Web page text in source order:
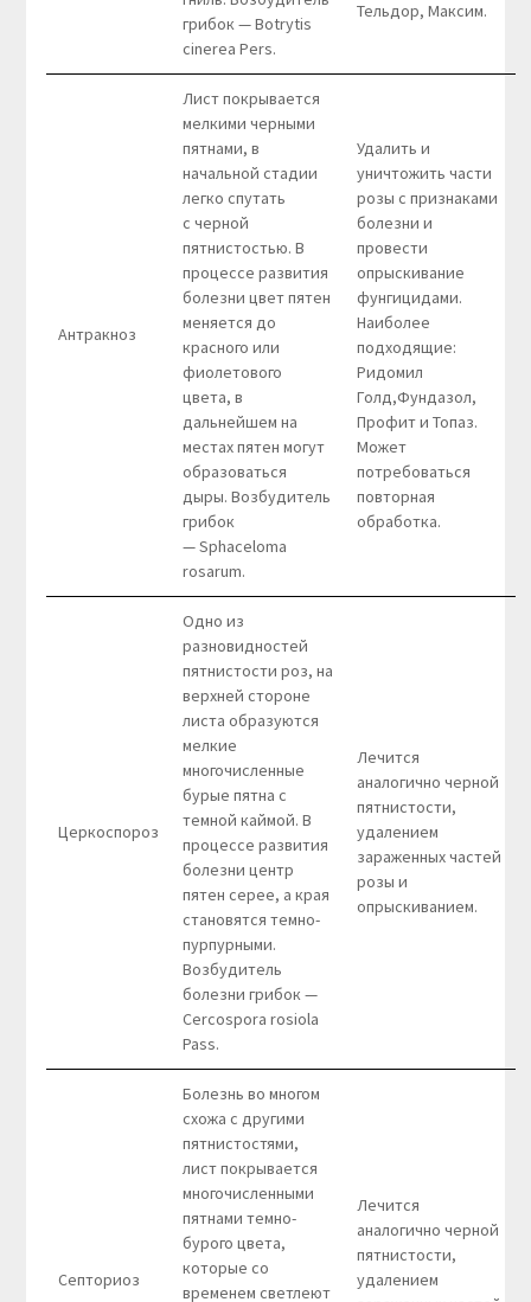
грибок — Botrytis
cinerea Pers.
Тельдор, Максим.
Антракноз
Лист покрывается
мелкими черными
пятнами, в
начальной стадии
легко спутать
с черной
пятнистостью. В
процессе развития
болезни цвет пятен
меняется до
красного или
фиолетового
цвета, в
дальнейшем на
местах пятен могут
образоваться
дыры. Возбудитель
грибок
— Sphaceloma
rosarum.
Удалить и
уничтожить части
розы с признаками
болезни и
провести
опрыскивание
фунгицидами.
Наиболее
подходящие:
Ридомил
Голд,Фундазол,
Профит и Топаз.
Может
потребоваться
повторная
обработка.
Церкоспороз
Одно из
разновидностей
пятнистости роз, на
верхней стороне
листа образуются
мелкие
многочисленные
бурые пятна с
темной каймой. В
процессе развития
болезни центр
пятен серее, а края
становятся темно-
пурпурными.
Возбудитель
болезни грибок —
Cercospora rosiola
Pass.
Лечится
аналогично черной
пятнистости,
удалением
зараженных частей
розы и
опрыскиванием.
Септориоз
Болезнь во многом
схожа с другими
пятнистостями,
лист покрывается
многочисленными
пятнами темно-
бурого цвета,
которые со
временем светлеют
Лечится
аналогично черной
пятнистости,
удалением